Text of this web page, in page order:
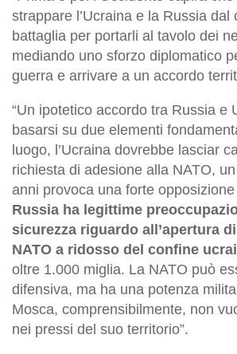
strappare l’Ucraina e la Russia dal
battaglia per portarli al tavolo dei
mediando uno sforzo diplomatico
guerra e arrivare a un accordo
“Un ipotetico accordo tra Russia e
basarsi su due elementi
luogo, l’Ucraina dovrebbe lasciar
richiesta di adesione alla NATO,
anni provoca una forte
Russia ha legittime
sicurezza riguardo all’apertura
NATO a ridosso del confine
oltre 1.000 miglia. La NATO può
difensiva, ma ha una potenza
Mosca, comprensibilmente, non
nei pressi del suo territorio”.